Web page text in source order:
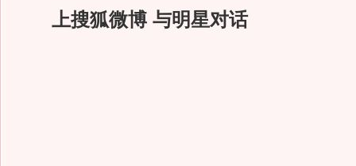
上搜狐微博 与明星对话